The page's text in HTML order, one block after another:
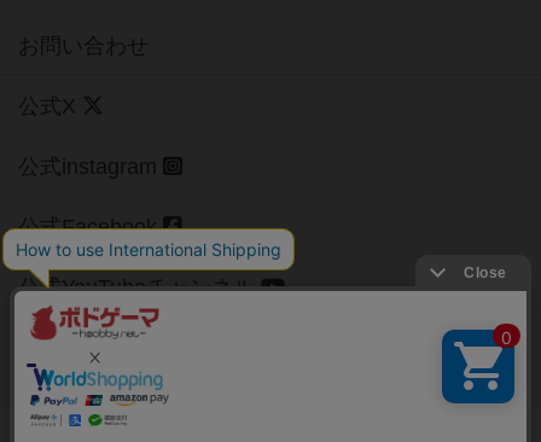
お問い合わせ
公式X
公式instagram
公式Facebook
公式YouTubeチャンネル